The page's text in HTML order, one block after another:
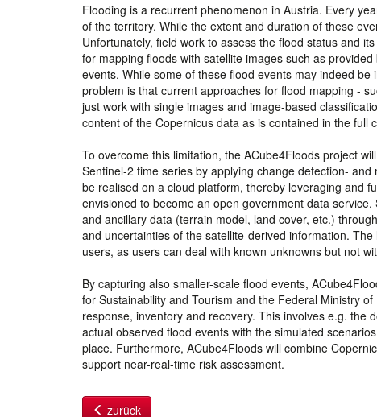
Flooding is a recurrent phenomenon in Austria. Every
of the territory. While the extent and duration of these
Unfortunately, field work to assess the flood status and
for mapping floods with satellite images such as
events. While some of these flood events may indeed
problem is that current approaches for flood mapping -
just work with single images and image-based
content of the Copernicus data as is contained in the full
To overcome this limitation, the ACube4Floods project
Sentinel-2 time series by applying change detection-
be realised on a cloud platform, thereby leveraging and
envisioned to become an open government data
and ancillary data (terrain model, land cover, etc.)
and uncertainties of the satellite-derived information.
users, as users can deal with known unknowns but not
By capturing also smaller-scale flood events,
for Sustainability and Tourism and the Federal Ministry
response, inventory and recovery. This involves e.g. the
actual observed flood events with the simulated
place. Furthermore, ACube4Floods will combine
support near-real-time risk assessment.
zurück